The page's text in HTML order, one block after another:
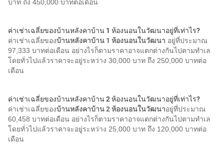
บาท ถึง 450,000 บาทต่อเดือน
ค่าเช่าเฉลี่ยของบ้านหลังคาบ้าน 1 ห้องนอนในวัฒนาอยู่ที่เท่าไร?
ค่าเช่าเฉลี่ยของบ้านหลังคาบ้าน 1 ห้องนอนในวัฒนา อยู่ที่ประมาณ
97,333 บาทต่อเดือน อย่างไรก็ตามราคาอาจแตกต่างกันไปตามทำเล
โดยทั่วไปแล้วราคาจะอยู่ระหว่าง 30,000 บาท ถึง 250,000 บาทต่อ
เดือน
ค่าเช่าเฉลี่ยของบ้านหลังคาบ้าน 2 ห้องนอนในวัฒนาอยู่ที่เท่าไร?
ค่าเช่าเฉลี่ยของบ้านหลังคาบ้าน 2 ห้องนอนในวัฒนาอยู่ที่ประมาณ
60,458 บาทต่อเดือน อย่างไรก็ตามราคาอาจแตกต่างกันไปตามทำเล
โดยทั่วไปแล้วราคาจะอยู่ระหว่าง 25,000 บาท ถึง 120,000 บาทต่อ
เดือน